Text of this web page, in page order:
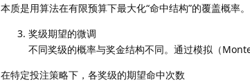
本质是用算法在有限预算下最大化“命中结构”的覆盖概率。
奖级期望的微调
不同奖级的概率与奖金结构不同。通过模拟（
在特定投注策略下，各奖级的期望命中次数